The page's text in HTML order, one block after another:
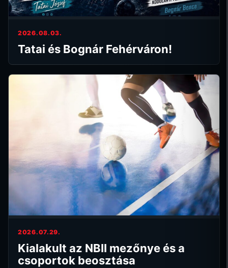
2026.08.03.
Tatai és Bognár Fehérváron!
2026.07.29.
Kialakult az NBII mezőnye és a
csoportok beosztása